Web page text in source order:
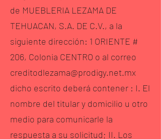
de MUEBLERIA LEZAMA DE
TEHUACAN, S.A. DE C.V., a la
siguiente dirección: 1 ORIENTE #
206, Colonia CENTRO o al correo
creditodlezama@prodigy.net.mx
dicho escrito deberá contener : I. El
nombre del titular y domicilio u otro
medio para comunicarle la
respuesta a su solicitud; II. Los